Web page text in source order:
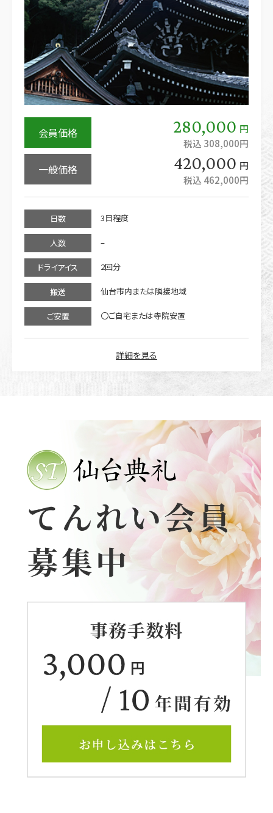
会員価格 280,000 円
税込 308,000円
一般価格 420,000 円
税込 462,000円
日数 3日程度
人数 –
ドライアイス 2回分
搬送 仙台市内または隣接地域
ご安置 〇ご自宅または寺院安置
詳細を見る